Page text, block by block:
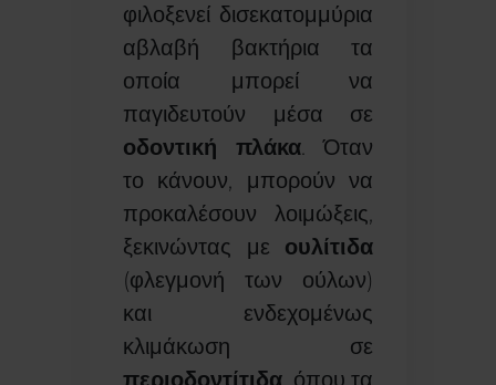
φιλοξενεί δισεκατομμύρια
αβλαβή βακτήρια τα
οποία μπορεί να
παγιδευτούν μέσα σε
οδοντική πλάκα. Όταν
το κάνουν, μπορούν να
προκαλέσουν λοιμώξεις,
ξεκινώντας με ουλίτιδα
(φλεγμονή των ούλων)
και ενδεχομένως
κλιμάκωση σε
περιοδοντίτιδα, όπου τα